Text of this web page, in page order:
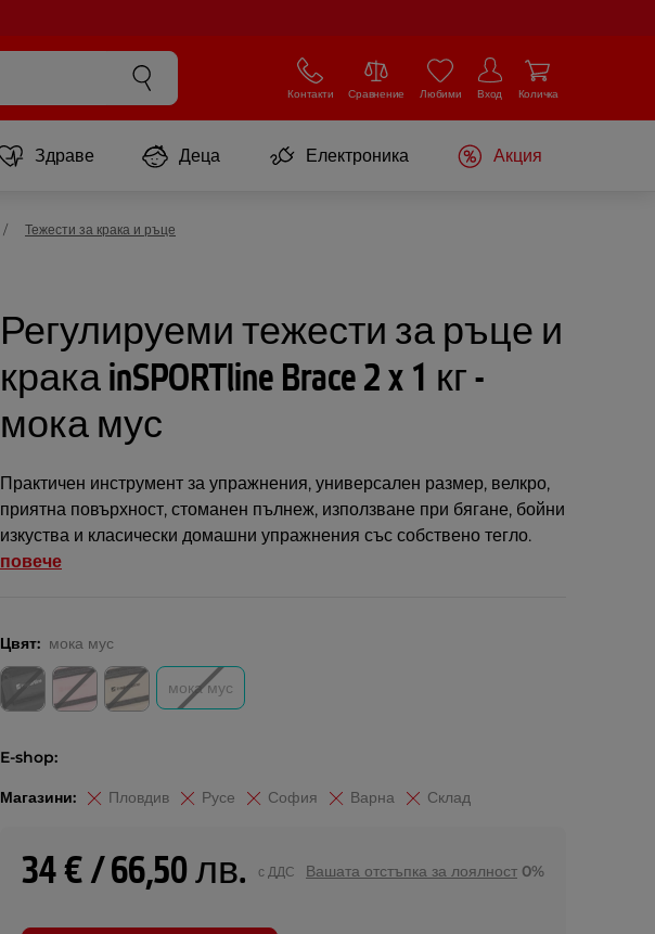
Контакти Сравнение Любими Вход Количка
Здраве Деца Електроника Акция
Тежести за крака и ръце
Регулируеми тежести за ръце и
крака inSPORTline Brace 2 x 1 кг -
мока мус
Практичен инструмент за упражнения, универсален размер, велкро,
приятна повърхност, стоманен пълнеж, използване при бягане, бойни
изкуства и класически домашни упражнения със собствено тегло.
повече
Цвят: мока мус
мока мус
E-shop:
Магазини: Пловдив Русе София Варна Склад
34 € / 66,50 лв. с ДДС Вашата отстъпка за лоялност 0%